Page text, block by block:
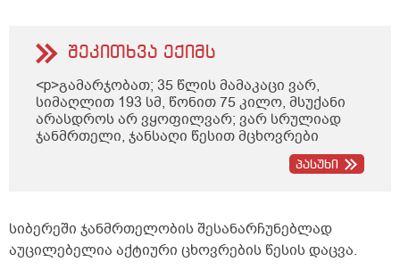
შეკითხვა ექიმს
<p>გამარჯობათ; 35 წლის მამაკაცი ვარ,
სიმაღლით 193 სმ, წონით 75 კილო, მსუქანი
არასდროს არ ვყოფილვარ; ვარ სრულიად
ჯანმრთელი, ჯანსაღი წესით მცხოვრები
ბავშვობიდან; არ მაწუხებს არანაირი
დაავადება, ყოველ შემთხვევაში, არაფერი
ეგეთი ნაკაწრებიც საკმაოდ ადვილად და
სწრაფად მიხორცდება. მხედველობაც 100
პროცენტიანი მაქვს, სმენაც. 26 წლის ასაკში,
პასუხი
სიბერეში ჯანმრთელობის შესანარჩუნებლად
აუცილებელია აქტიური ცხოვრების წესის დაცვა.